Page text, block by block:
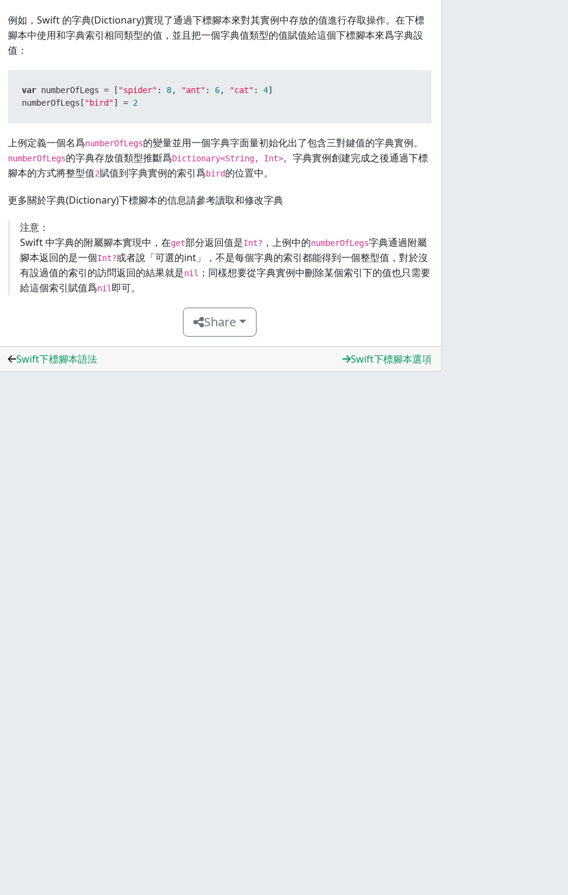
例如，Swift 的字典(Dictionary)實現了通過下標腳本來對其實例中存放的值進行存取操作。在下標
腳本中使用和字典索引相同類型的值，並且把一個字典值類型的值賦值給這個下標腳本來爲字典設
值：
var numberOfLegs = [ "spider" : 8, "ant" : 6, "cat" : 4]
numberOfLegs[ "bird"] = 2
上例定義一個名爲numberOfLegs的變量並用一個字典字面量初始化出了包含三對鍵值的字典實例。
numberOfLegs的字典存放值類型推斷爲Dictionary<String, Int>。字典實例創建完成之後通過下標
腳本的方式將整型值2賦值到字典實例的索引爲bird的位置中。
更多關於字典(Dictionary)下標腳本的信息請參考讀取和修改字典
注意：
Swift 中字典的附屬腳本實現中，在get部分返回值是Int? ，上例中的numberOfLegs字典通過附屬
腳本返回的是一個Int?或者說「可選的int」，不是每個字典的索引都能得到一個整型值，對於沒
有設過值的索引的訪問返回的結果就是nil
；同樣想要從字典實例中刪除某個索引下的值也只需要
給這個索引賦值爲nil 即可。
Share
Swift下標腳本語法 Swift下標腳本選項